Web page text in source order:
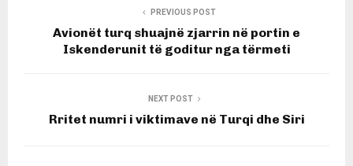
PREVIOUS POST
Avionët turq shuajnë zjarrin në portin e
Iskenderunit të goditur nga tërmeti
NEXT POST
Rritet numri i viktimave në Turqi dhe Siri